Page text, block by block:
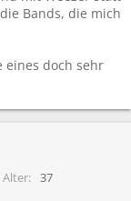
Bands, die mich
eines doch sehr
Alter
37